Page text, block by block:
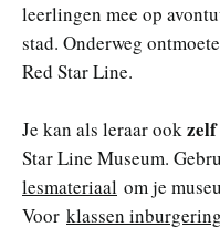
leerlingen mee op
stad. Onderweg
Red Star Line.
Je kan als leraar ook
Star Line Museum.
lesmateriaal om je
Voor klassen